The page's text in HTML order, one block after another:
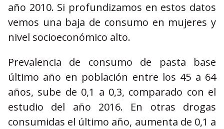
año 2010. Si profundizamos en estos datos
vemos una baja de consumo en mujeres y
nivel socioeconómico alto.
Prevalencia de consumo de pasta base
último año en población entre los 45 a 64
años, sube de 0,1 a 0,3, comparado con el
estudio del año 2016. En otras drogas
consumidas el último año, aumenta de 0,1 a